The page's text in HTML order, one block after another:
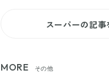
スーパーの記事
MORE その他